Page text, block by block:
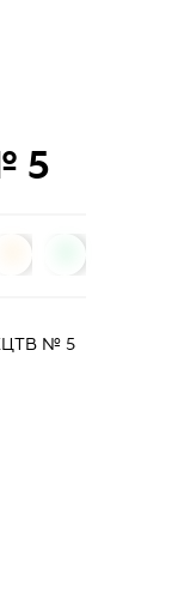
5
№ 5